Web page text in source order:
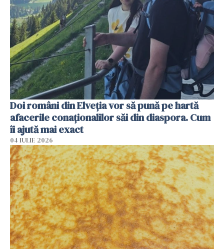
Doi români din Elveția vor să pună pe hartă
afacerile conaționalilor săi din diaspora. Cum
îi ajută mai exact
04 IULIE 2026